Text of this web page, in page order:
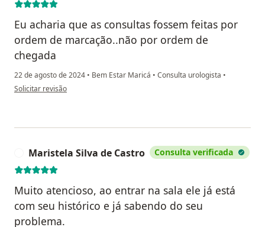
Eu acharia que as consultas fossem feitas por
ordem de marcação..não por ordem de
chegada
22 de agosto de 2024 • Bem Estar Maricá • Consulta urologista •
na opinião do utilizador José Carlos Cunha
Solicitar revisão
Maristela Silva de Castro Consulta verificada
Muito atencioso, ao entrar na sala ele já está
com seu histórico e já sabendo do seu
problema.